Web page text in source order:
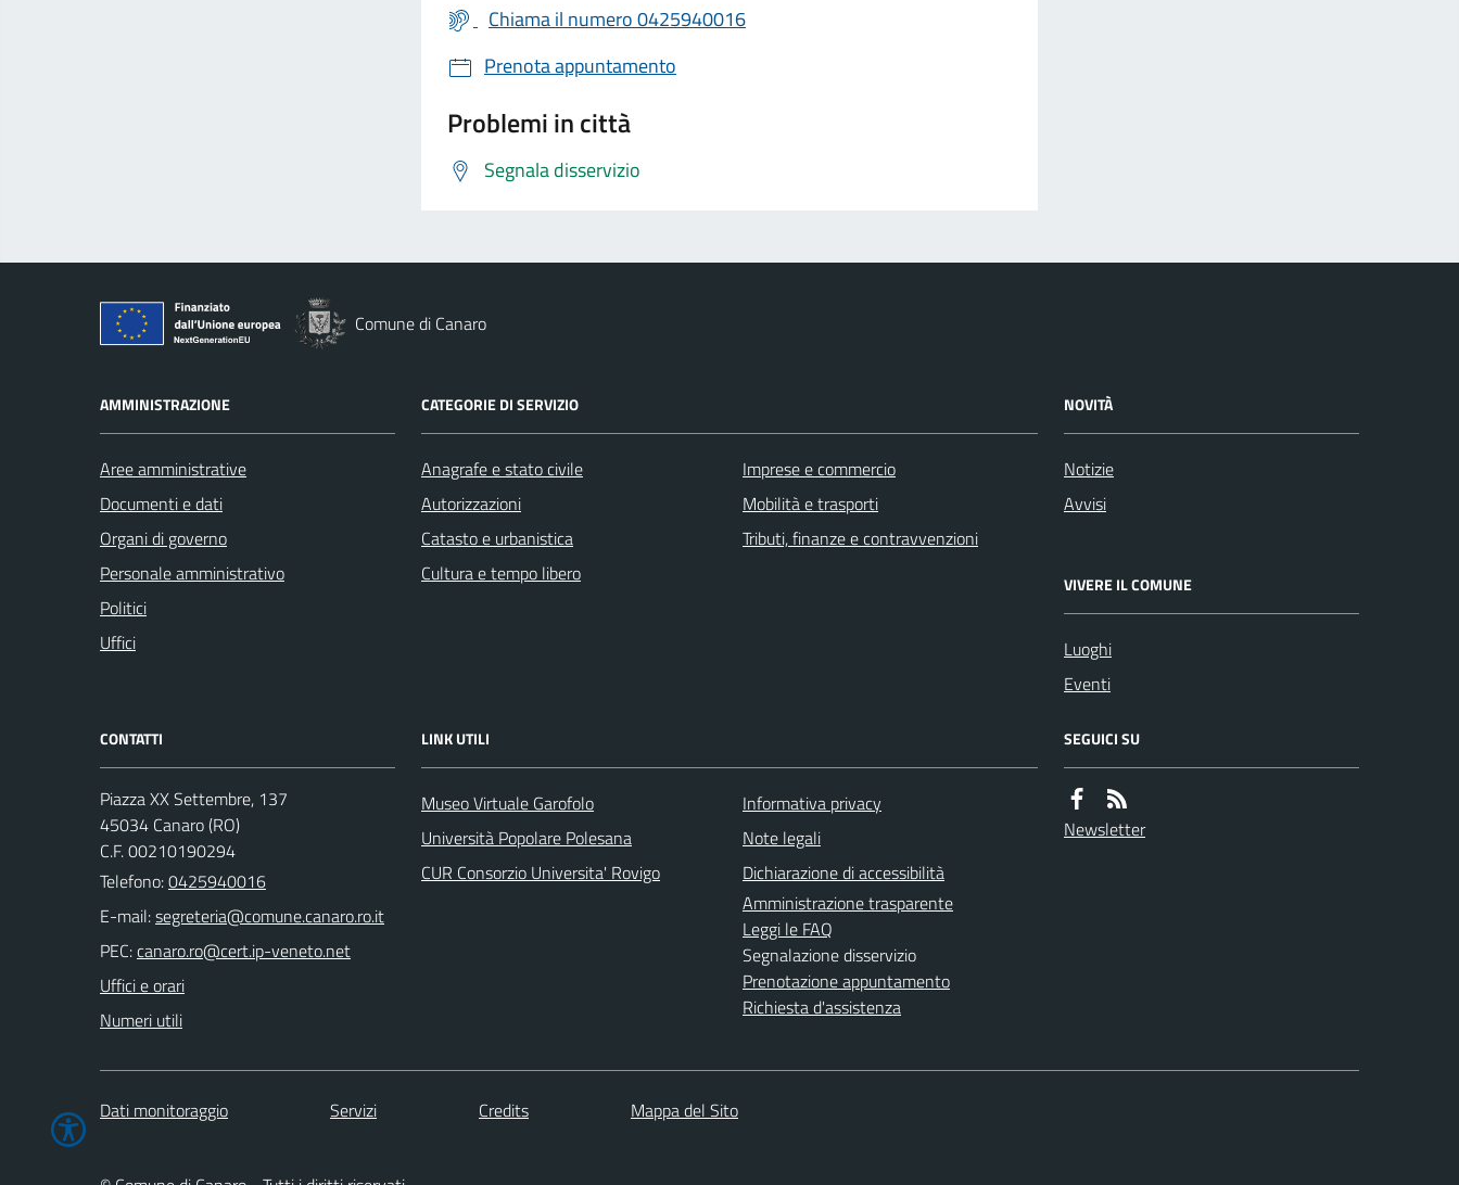
Chiama il numero 0425940016
Prenota appuntamento
Problemi in città
Segnala disservizio
Comune di Canaro
AMMINISTRAZIONE
Aree amministrative
Documenti e dati
Organi di governo
Personale amministrativo
Politici
Uffici
CATEGORIE DI SERVIZIO
Anagrafe e stato civile
Autorizzazioni
Catasto e urbanistica
Cultura e tempo libero
Imprese e commercio
Mobilità e trasporti
Tributi, finanze e contravvenzioni
NOVITÀ
Notizie
Avvisi
VIVERE IL COMUNE
Luoghi
Eventi
CONTATTI
Piazza XX Settembre, 137
45034 Canaro (RO)
C.F. 00210190294
Telefono:0425940016
E-mail:
PEC:
Uffici e orari
Numeri utili
LINK UTILI
Museo Virtuale Garofolo
Università Popolare Polesana
CUR Consorzio Universita' Rovigo
Informativa privacy
Note legali
Dichiarazione di accessibilità
Amministrazione trasparente
Leggi le FAQ
Segnalazione disservizio
Prenotazione appuntamento
Richiesta d'assistenza
SEGUICI SU
Newsletter
Dati monitoraggio Servizi Credits Mappa del Sito